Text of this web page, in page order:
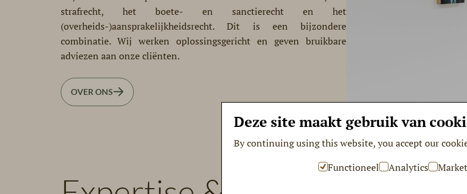
strafrecht, het boete- en sanctierecht en het
(overheids-)aansprakelijkheidsrecht. Dit is een bijzondere
combinatie. Wij werken oplossingsgericht en geven bruikbare
adviezen aan onze cliënten.
OVER ONS
Deze site maakt gebruik van
By continuing using this website, you accept our
Functioneel
Analytics